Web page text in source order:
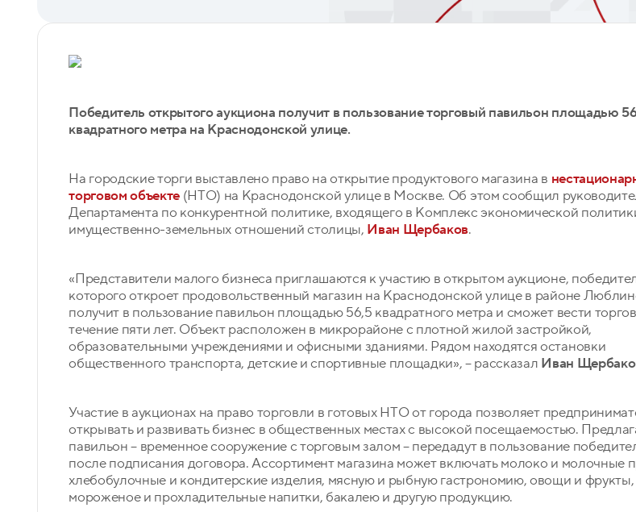
Победитель открытого аукциона получит в пользование торговый павильон площадью
квадратного метра на Краснодонской улице.
На городские торги выставлено право на открытие продуктового магазина в
торговом объекте (НТО) на Краснодонской улице в Москве. Об этом сообщил
Департамента по конкурентной политике, входящего в Комплекс экономической
имущественно-земельных отношений столицы, Иван Щербаков.
«Представители малого бизнеса приглашаются к участию в открытом аукционе,
которого откроет продовольственный магазин на Краснодонской улице в районе
получит в пользование павильон площадью 56,5 квадратного метра и сможет вести
течение пяти лет. Объект расположен в микрорайоне с плотной жилой застройкой,
образовательными учреждениями и офисными зданиями. Рядом находятся остановки
общественного транспорта, детские и спортивные площадки», – рассказал Иван
Участие в аукционах на право торговли в готовых НТО от города позволяет
открывать и развивать бизнес в общественных местах с высокой посещаемостью.
павильон – временное сооружение с торговым залом – передадут в пользование
после подписания договора. Ассортимент магазина может включать молоко и молочные
хлебобулочные и кондитерские изделия, мясную и рыбную гастрономию, овощи и фрукты,
мороженое и прохладительные напитки, бакалею и другую продукцию.